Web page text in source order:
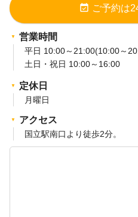
event_available ご予約は
営業時間
平日 10:00～21:00(10:00～
土日・祝日 10:00～16:00
定休日
月曜日
アクセス
国立駅南口より徒歩2分。